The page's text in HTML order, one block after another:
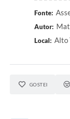
Fonte:
Autor:
Local: Alto
GOSTEI